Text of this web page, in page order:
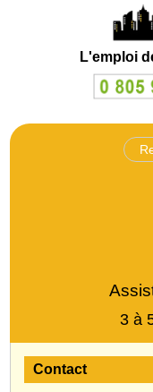
L'emploi
3 à
Contact